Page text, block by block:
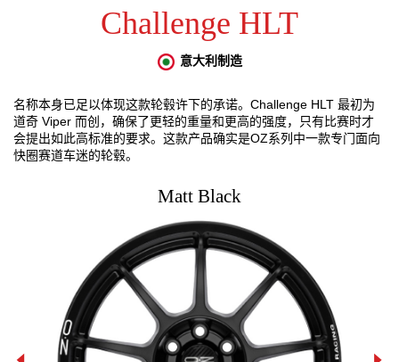
新闻与事件
赛车运动
My wishlist
常见问题解答
合作伙伴
招贤纳士
Challenge HLT
意大利制造
名称本身已足以体现这款轮毂许下的承诺。Challenge HLT 最初为
道奇 Viper 而创，确保了更轻的重量和更高的强度，只有比赛时才
会提出如此高标准的要求。这款产品确实是OZ系列中一款专门面向
快圈赛道车迷的轮毂。
Matt Black